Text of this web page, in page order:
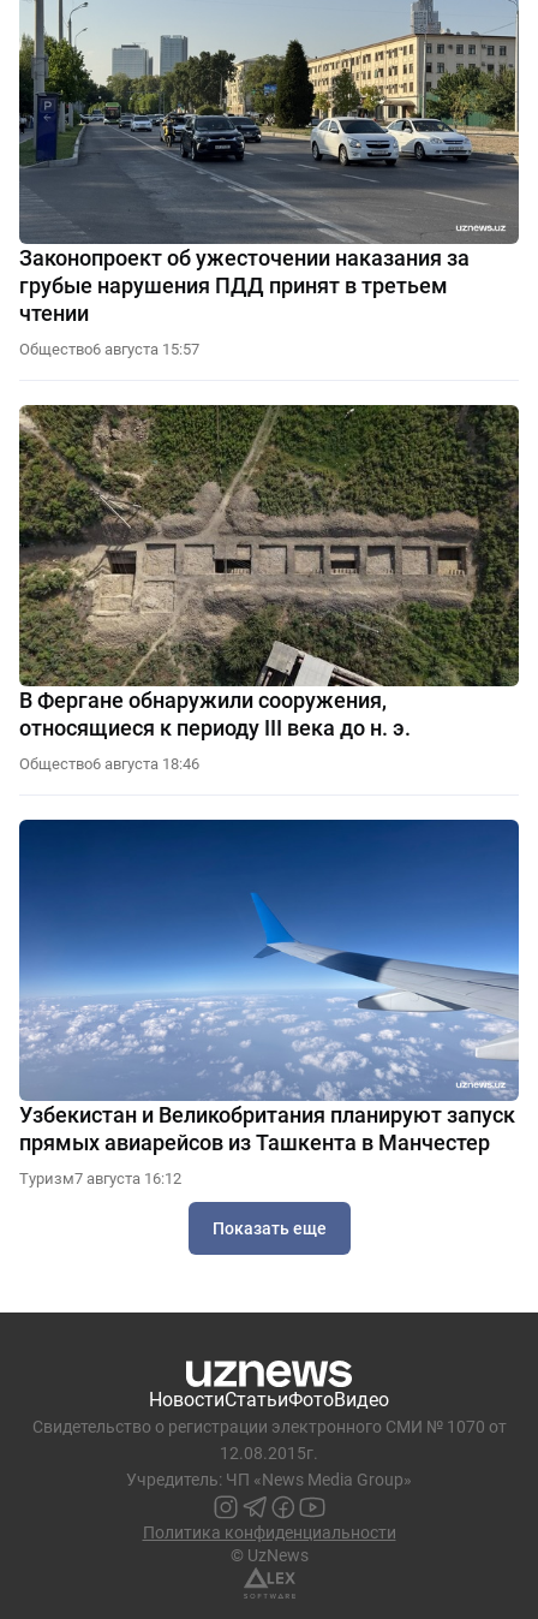
Законопроект об ужесточении наказания за
грубые нарушения ПДД принят в третьем
чтении
Общество6 августа 15:57
В Фергане обнаружили сооружения,
относящиеся к периоду III века до н. э.
Общество6 августа 18:46
Узбекистан и Великобритания планируют запуск
прямых авиарейсов из Ташкента в Манчестер
Туризм7 августа 16:12
Показать еще
НовостиСтатьиФотоВидео
Свидетельство о регистрации электронного СМИ № 1070 от
12.08.2015г.
Учредитель: ЧП «News Media Group»
Политика конфиденциальности
© UzNews